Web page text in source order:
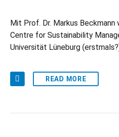
Mit Prof. Dr. Markus Beckmann
Centre for Sustainability
Universität Lüneburg
READ MORE